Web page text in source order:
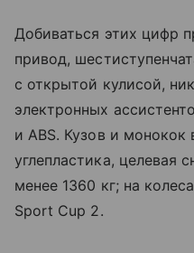
Добиваться этих цифр
привод,
с открытой кулисой,
электронных
и ABS. Кузов и монокок
углепластика, целевая
менее 1360 кг; на
Sport Cup 2.